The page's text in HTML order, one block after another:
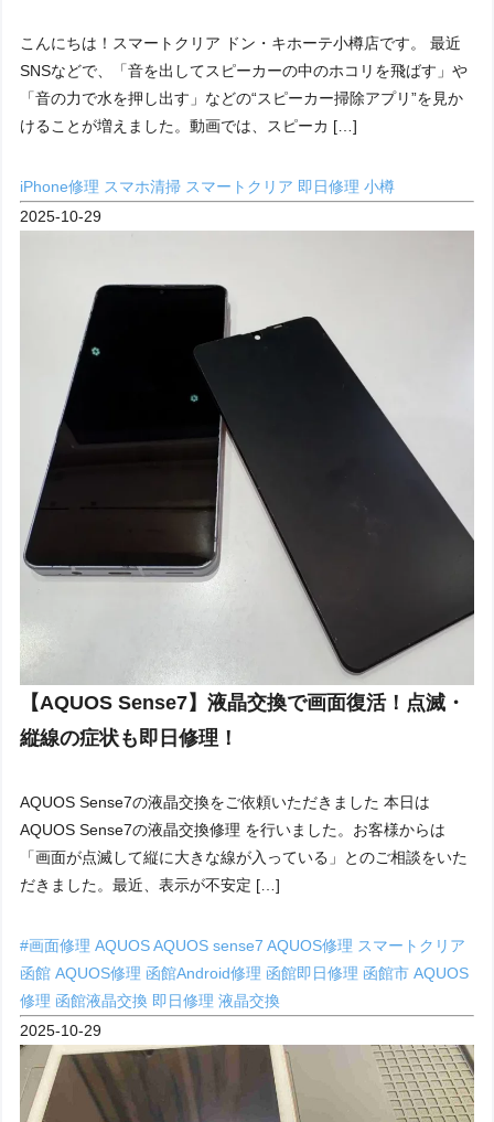
こんにちは！スマートクリア ドン・キホーテ小樽店です。 最近
SNSなどで、「音を出してスピーカーの中のホコリを飛ばす」や
「音の力で水を押し出す」などの“スピーカー掃除アプリ”を見か
けることが増えました。動画では、スピーカ […]
iPhone修理 スマホ清掃 スマートクリア 即日修理小樽
2025-10-29
【AQUOS Sense7】液晶交換で画面復活！点滅・
縦線の症状も即日修理！
AQUOS Sense7の液晶交換をご依頼いただきました 本日は
AQUOS Sense7の液晶交換修理 を行いました。お客様からは
「画面が点滅して縦に大きな線が入っている」とのご相談をいた
だきました。最近、表示が不安定 […]
#画面修理AQUOSAQUOS sense7AQUOS修理 スマートクリア
函館 AQUOS修理 函館Android修理 函館即日修理 函館市 AQUOS
修理 函館液晶交換 即日修理液晶交換
2025-10-29